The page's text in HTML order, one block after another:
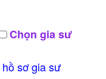
Chọn gia sư
sơ gia sư